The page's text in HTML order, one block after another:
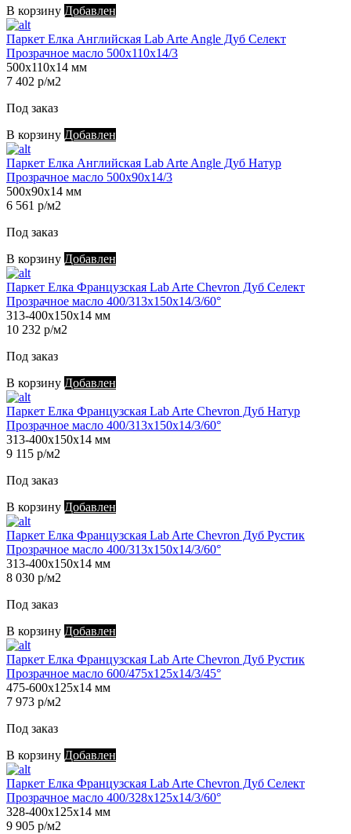
В корзину Добавлен
Паркет Елка Английская Lab Arte Angle Дуб Селект
Прозрачное масло 500х110х14/3
500х110х14 мм
7 402 р/м2
Под заказ
В корзину Добавлен
Паркет Елка Английская Lab Arte Angle Дуб Натур
Прозрачное масло 500х90х14/3
500х90х14 мм
6 561 р/м2
Под заказ
В корзину Добавлен
Паркет Елка Французская Lab Arte Chevron Дуб Селект
Прозрачное масло 400/313х150х14/3/60°
313-400х150х14 мм
10 232 р/м2
Под заказ
В корзину Добавлен
Паркет Елка Французская Lab Arte Chevron Дуб Натур
Прозрачное масло 400/313х150х14/3/60°
313-400х150х14 мм
9 115 р/м2
Под заказ
В корзину Добавлен
Паркет Елка Французская Lab Arte Chevron Дуб Рустик
Прозрачное масло 400/313х150х14/3/60°
313-400х150х14 мм
8 030 р/м2
Под заказ
В корзину Добавлен
Паркет Елка Французская Lab Arte Chevron Дуб Рустик
Прозрачное масло 600/475х125х14/3/45°
475-600х125х14 мм
7 973 р/м2
Под заказ
В корзину Добавлен
Паркет Елка Французская Lab Arte Chevron Дуб Селект
Прозрачное масло 400/328х125х14/3/60°
328-400х125х14 мм
9 905 р/м2